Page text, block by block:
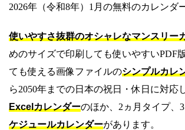
2026年（令和8年）1月の無料のカレンダ
使いやすさ抜群のオシャレなマンスリー
めのサイズで印刷しても使いやすいPDF
ても使える画像ファイルのシンプルカレ
ら2050年までの日本の祝日・休日に対応
Excelカレンダーのほか、2ヵ月タイプ、
ケジュールカレンダーがあります。